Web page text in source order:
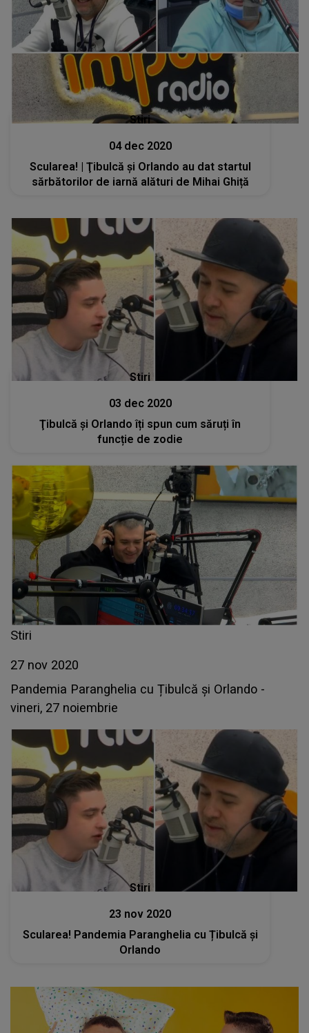
Stiri
04 dec 2020
Scularea! | Ţibulcă şi Orlando au dat startul
sărbătorilor de iarnă alături de Mihai Ghiță
Stiri
03 dec 2020
Ţibulcă şi Orlando îți spun cum săruți în
funcție de zodie
Stiri
27 nov 2020
Pandemia Paranghelia cu Țibulcă și Orlando -
vineri, 27 noiembrie
Stiri
23 nov 2020
Scularea! Pandemia Paranghelia cu Țibulcă și
Orlando